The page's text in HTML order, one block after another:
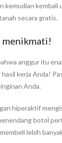
kemudian kembali
secara gratis.
menikmati!
anggur itu
kerja Anda!
Anda.
hiperaktif
botol
lebih